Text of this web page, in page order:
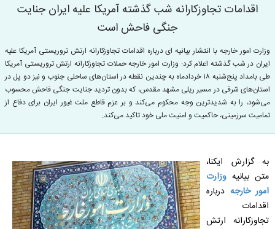
اقدامات تجاوزکارانه شب گذشته آمریکا علیه ایران جنایت
جنگی فاحش است
وزارت امور خارجه با انتشار بیانیه ای درباره اقدامات تجاوزکارانه ارتش تروریستی آمریکا علیه
ایران در شب گذشته اعلام کرد: وزارت امور خارجه حملات تجاوزکارانه ارتش تروریستی آمریکا
طی بامداد پنج‌شنبه ۱۸ خردادماه به چندین نقطه در استان‌های ساحلی جنوب و نیز دو پل در
استان‌های شرقی در مسیر ریلی مشهد مقدس، که بدون تردید جنایت جنگی فاحش محسوب
می‌شود، را به شدیدترین وجه محکوم می‌کند و بر عزم قاطع ملت غیور ایران برای دفاع از
تمامیت سرزمینی، حاکمیت و امنیت ملی خود تاکید می‌کند.
به گزارش ایکنا،
متن بیانیه وزارت
امور خارجه درباره
اقدامات
تجاوزکارانه ارتش